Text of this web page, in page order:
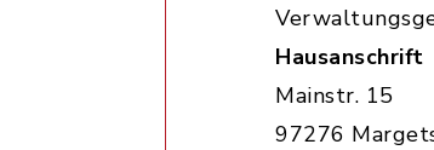
Hausanschrift
Mainstr. 15
97276